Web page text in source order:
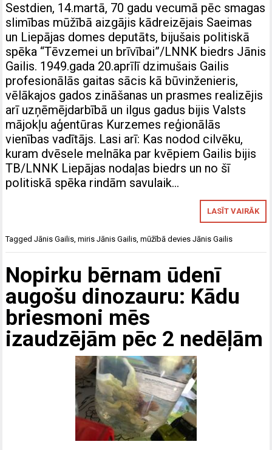
Sestdien, 14.martā, 70 gadu vecumā pēc smagas
slimības mūžībā aizgājis kādreizējais Saeimas
un Liepājas domes deputāts, bijušais politiskā
spēka “Tēvzemei un brīvībai”/LNNK biedrs Jānis
Gailis. 1949.gada 20.aprīlī dzimušais Gailis
profesionālās gaitas sācis kā būvinženieris,
vēlākajos gados zināšanas un prasmes realizējis
arī uzņēmējdarbībā un ilgus gadus bijis Valsts
mājokļu aģentūras Kurzemes reģionālās
vienības vadītājs. Lasi arī: Kas nodod cilvēku,
kuram dvēsele melnāka par kvēpiem Gailis bijis
TB/LNNK Liepājas nodaļas biedrs un no šī
politiskā spēka rindām savulaik…
LASĪT VAIRĀK
TaggedJānis Gailis,miris Jānis Gailis,mūžībā devies Jānis Gailis
Nopirku bērnam ūdenī
augošu dinozauru: Kādu
briesmoni mēs
izaudzējām pēc 2 nedēļām